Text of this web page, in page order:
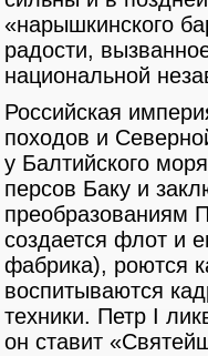
«нарышкинского
радости,
национальной
Российская
походов и
у Балтийского
персов Баку и
преобразованиям
создается флот и
фабрика), роются
воспитываются
техники. Петр I
он ставит